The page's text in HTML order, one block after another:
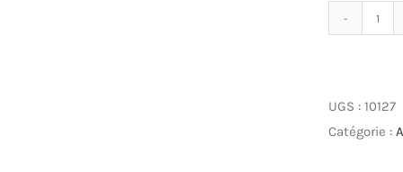
UGS :10127
Catégorie :